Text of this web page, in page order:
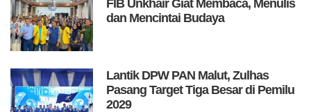
FIB Unkhair Giat Membaca, Menulis
dan Mencintai Budaya
Lantik DPW PAN Malut, Zulhas
Pasang Target Tiga Besar di Pemilu
2029